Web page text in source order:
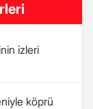
izleri
köprü